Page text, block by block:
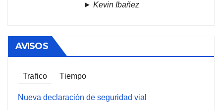
► Kevin Ibañez
AVISOS
Trafico Tiempo
Nueva declaración de seguridad vial